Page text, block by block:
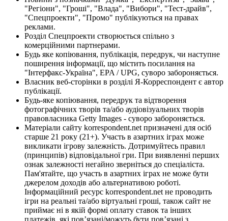
"Регіони", "Гроші", "Влада", "Вибори", "Тест-драйв",
"Спецпроекти", "Промо" публікуються на правах
реклами.
Розділ Спецпроекти створюється спільно з
комерційними партнерами.
Будь яке копіювання, публікація, передрук, чи наступне
поширення інформації, що містить посилання на
"Інтерфакс-Україна", EPA / UPG, суворо забороняється.
Власник веб-сторінки в розділі Я-Корреспондент є автор
публікації.
Будь-яке копіювання, передрук та відтворення
фотографічних творів та/або аудіовізуальних творів
правовласника Getty Images - суворо забороняється.
Матеріали сайту korrespondent.net призначені для осіб
старше 21 року (21+). Участь в азартних іграх може
викликати ігрову залежність. Дотримуйтесь правил
(принципів) відповідальної гри. При виявленні перших
ознак залежності негайно зверніться до спеціаліста.
Пам'ятайте, що участь в азартних іграх не може бути
джерелом доходів або альтернативою роботі.
Інформаційний ресурс korrespondent.net не проводить
ігри на реальні та/або віртуальні гроші, також сайт не
приймає ні в якій формі оплату ставок та інших
платежів, які пов’язані/можуть бути пов’язані з